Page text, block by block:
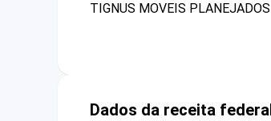
TIGNUS MOVEIS
Dados da receita